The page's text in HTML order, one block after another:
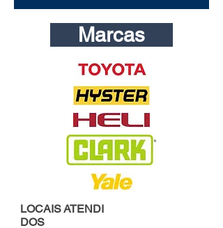
Marcas
LOCAISATENDI
DOS